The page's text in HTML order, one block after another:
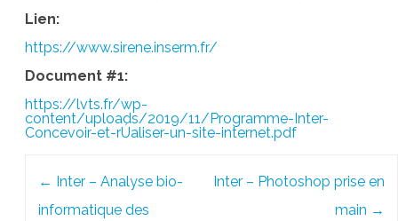
Lien:
https://www.sirene.inserm.fr/
Document #1:
https://lvts.fr/wp-
content/uploads/2019/11/Programme-Inter-
Concevoir-et-rÚaliser-un-site-internet.pdf
← Inter – Analyse bio-
informatique des
Inter – Photoshop prise en
main →